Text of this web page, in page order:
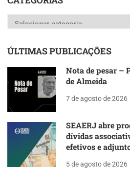
Categorias
ÚLTIMAS PUBLICAÇÕES
Nota de pesar –
de Almeida
7 de agosto de 2026
SEAERJ abre
dívidas
efetivos e
5 de agosto de 2026